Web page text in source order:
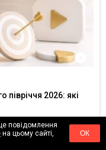
півріччя 2026: які
повідомлення
на цьому сайті,
ОК